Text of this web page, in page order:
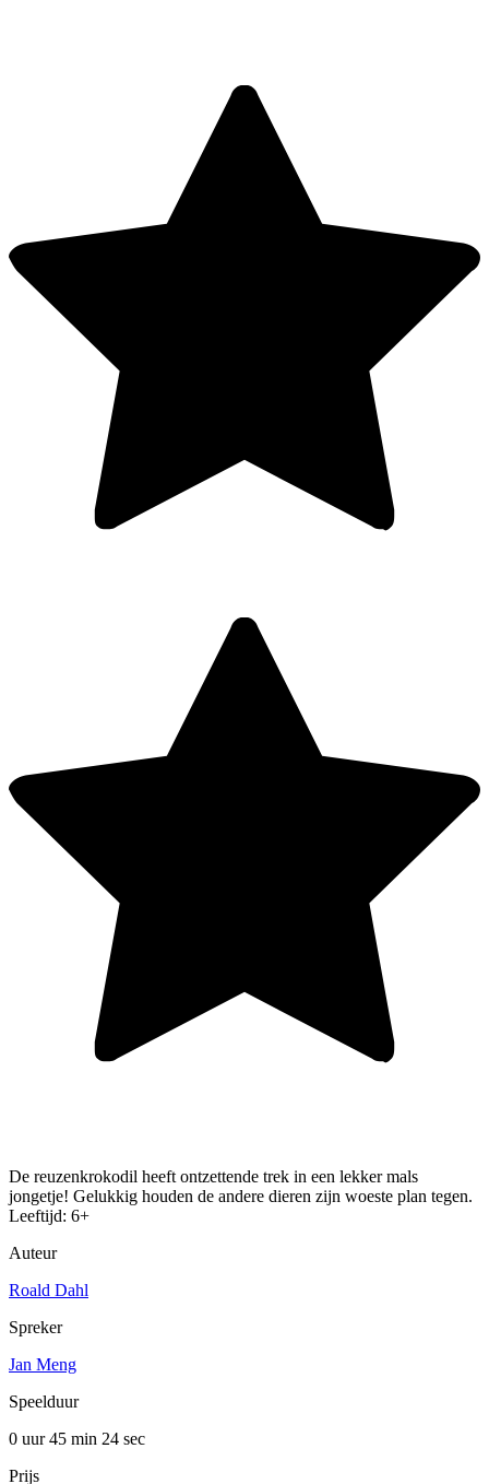
De reuzenkrokodil heeft ontzettende trek in een lekker mals
jongetje! Gelukkig houden de andere dieren zijn woeste plan tegen.
Leeftijd: 6+
Auteur
Roald Dahl
Spreker
Jan Meng
Speelduur
0 uur 45 min 24 sec
Prijs